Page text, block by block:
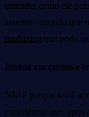
entender como ele
assertivo naquilo que
marketing que pode
Invista em cursos e
Não é porque você
experiência que, após